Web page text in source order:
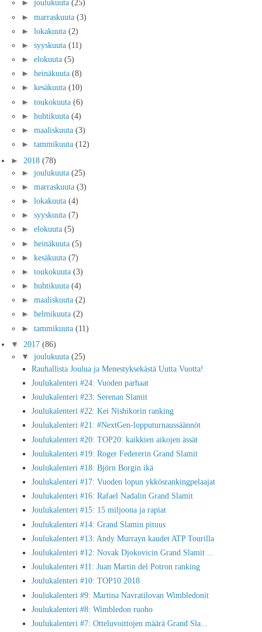
► joulukuuta (25)
► marraskuuta (3)
► lokakuuta (2)
► syyskuuta (11)
► elokuuta (5)
► heinäkuuta (8)
► kesäkuuta (10)
► toukokuuta (6)
► huhtikuuta (4)
► maaliskuuta (3)
► tammikuuta (12)
► 2018 (78)
► joulukuuta (25)
► marraskuuta (3)
► lokakuuta (4)
► syyskuuta (7)
► elokuuta (5)
► heinäkuuta (5)
► kesäkuuta (7)
► toukokuuta (3)
► huhtikuuta (4)
► maaliskuuta (2)
► helmikuuta (2)
► tammikuuta (11)
▼ 2017 (86)
▼ joulukuuta (25)
Rauhallista Joulua ja Menestyksekästä Uutta Vuotta!
Joulukalenteri #24: Vuoden parhaat
Joulukalenteri #23: Serenan Slamit
Joulukalenteri #22: Kei Nishikorin ranking
Joulukalenteri #21: #NextGen-lopputurnaussäännöt
Joulukalenteri #20: TOP20: kaikkien aikojen ässät
Joulukalenteri #19: Roger Federerin Grand Slamit
Joulukalenteri #18: Björn Borgin ikä
Joulukalenteri #17: Vuoden lopun ykkösrankingpelaajat
Joulukalenteri #16: Rafael Nadalin Grand Slamit
Joulukalenteri #15: 15 miljoona ja rapiat
Joulukalenteri #14: Grand Slamin pituus
Joulukalenteri #13: Andy Murrayn kaudet ATP Tourilla
Joulukalenteri #12: Novak Djokovicin Grand Slamit ...
Joulukalenteri #11: Juan Martin del Potron ranking
Joulukalenteri #10: TOP10 2018
Joulukalenteri #9: Martina Navratilovan Wimbledonit
Joulukalenteri #8: Wimbledon ruoho
Joulukalenteri #7: Otteluvoittojen määrä Grand Sla...